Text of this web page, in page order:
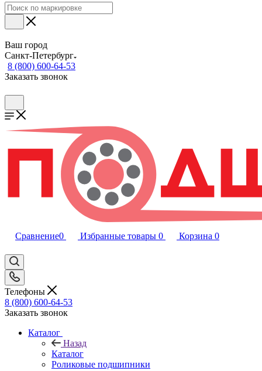
Ваш город
Санкт-Петербург
8 (800) 600-64-53
Заказать звонок
Сравнение0 Избранные товары 0 Корзина 0
Телефоны
8 (800) 600-64-53
Заказать звонок
Каталог
Назад
Каталог
Роликовые подшипники